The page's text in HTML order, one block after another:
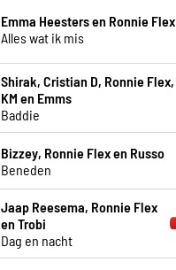
Emma Heesters en Ronnie Flex
Alles wat ik mis
Shirak, Cristian D, Ronnie Flex,
KM en Emms
Baddie
Bizzey, Ronnie Flex en Russo
Beneden
Jaap Reesema, Ronnie Flex
en Trobi
Dag en nacht